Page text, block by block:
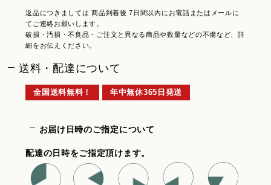
返品につきましては 商品到着後 7日間以内にお電話またはメールに
てご連絡お願いします。
破損・汚損・不良品・ご注文と異なる商品や数量などの不備など、詳
細をお伝えください。
送料・配達について
全国送料無料！ 年中無休365日発送
お届け日時のご指定について
配達の日時をご指定頂けます。